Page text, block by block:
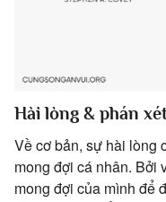
Hài lòng & phán
Về cơ bản, sự hài lòng
mong đợi cá nhân. Bởi
mong đợi của mình để